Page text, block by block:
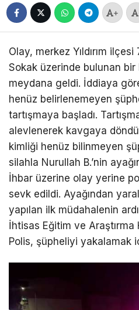
+
Olay, merkez Yıldırım
Sokak üzerinde bulunan
meydana geldi. İddiaya
henüz belirlenemeyen
tartışmaya başladı.
alevlenerek kavgaya
kimliği henüz bilinmeyen
silahla Nurullah B.’nin
İhbar üzerine olay yerine
sevk edildi. Ayağından
yapılan ilk müdahalenin
İhtisas Eğitim ve Araştırma
Polis, şüpheliyi yakalamak